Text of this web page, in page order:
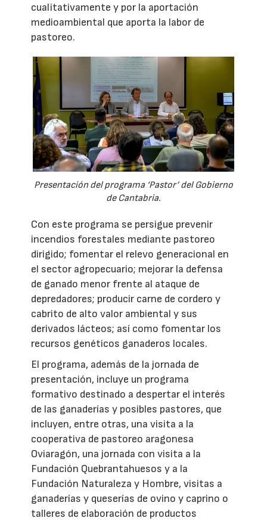
cualitativamente y por la aportación
medioambiental que aporta la labor de
pastoreo.
Presentación del programa ‘Pastor’ del Gobierno
de Cantabria.
Con este programa se persigue prevenir
incendios forestales mediante pastoreo
dirigido; fomentar el relevo generacional en
el sector agropecuario; mejorar la defensa
de ganado menor frente al ataque de
depredadores; producir carne de cordero y
cabrito de alto valor ambiental y sus
derivados lácteos; así como fomentar los
recursos genéticos ganaderos locales.
El programa, además de la jornada de
presentación, incluye un programa
formativo destinado a despertar el interés
de las ganaderías y posibles pastores, que
incluyen, entre otras, una visita a la
cooperativa de pastoreo aragonesa
Oviaragón, una jornada con visita a la
Fundación Quebrantahuesos y a la
Fundación Naturaleza y Hombre, visitas a
ganaderías y queserías de ovino y caprino o
talleres de elaboración de productos